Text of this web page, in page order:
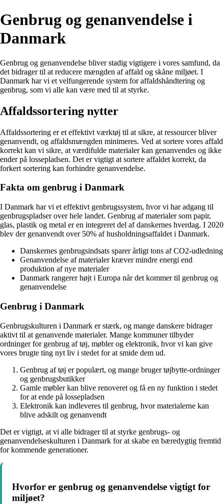
Genbrug og genanvendelse i
Danmark
Genbrug og genanvendelse bliver stadig vigtigere i vores samfund, da
det bidrager til at reducere mængden af affald og skåne miljøet. I
Danmark har vi et velfungerende system for affaldshåndtering og
genbrug, som vi alle kan være med til at styrke.
Affaldssortering nytter
Affaldssortering er et effektivt værktøj til at sikre, at ressourcer bliver
genanvendt, og affaldsmængden minimeres. Ved at sortere vores affald
korrekt kan vi sikre, at værdifulde materialer kan genanvendes og ikke
ender på lossepladsen. Det er vigtigt at sortere affaldet korrekt, da
forkert sortering kan forhindre genanvendelse.
Fakta om genbrug i Danmark
I Danmark har vi et effektivt genbrugssystem, hvor vi har adgang til
genbrugspladser over hele landet. Genbrug af materialer som papir,
glas, plastik og metal er en integreret del af danskernes hverdag. I 2020
blev der genanvendt over 50% af husholdningsaffaldet i Danmark.
Danskernes genbrugsindsats sparer årligt tons af CO2-udledning
Genanvendelse af materialer kræver mindre energi end
produktion af nye materialer
Danmark rangerer højt i Europa når det kommer til genbrug og
genanvendelse
Genbrug i Danmark
Genbrugskulturen i Danmark er stærk, og mange danskere bidrager
aktivt til at genanvende materialer. Mange kommuner tilbyder
ordninger for genbrug af tøj, møbler og elektronik, hvor vi kan give
vores brugte ting nyt liv i stedet for at smide dem ud.
Genbrug af tøj er populært, og mange bruger tøjbytte-ordninger
og genbrugsbutikker
Gamle møbler kan blive renoveret og få en ny funktion i stedet
for at ende på lossepladsen
Elektronik kan indleveres til genbrug, hvor materialerne kan
blive adskilt og genanvendt
Det er vigtigt, at vi alle bidrager til at styrke genbrugs- og
genanvendelseskulturen i Danmark for at skabe en bæredygtig fremtid
for kommende generationer.
Hvorfor er genbrug og genanvendelse vigtigt for
miljøet?